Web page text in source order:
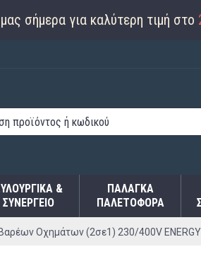
σήμερα για καλύτερη τιμή στο
&
ΣΥΝΕΡΓΕΙΟ
ΠΑΛΆΓΚΑ
ΠΑΛΕΤΟΦΌΡΑ
Οχημάτων (2σε1) 230/400V